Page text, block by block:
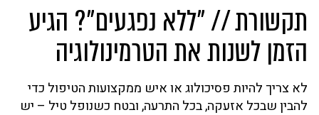
תקשורת // "ללא נפגעים"? הגיע
הזמן לשנות את הטרמינולוגיה
לא צריך להיות פסיכולוג או איש ממקצועות הטיפול כדי
להבין שבכל אזעקה, בכל התרעה, ובטח כשנופל טיל – יש